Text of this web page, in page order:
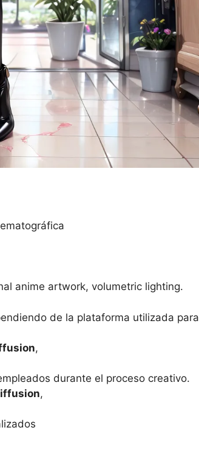
anime artwork, volumetric lighting.
de la plataforma utilizada para
,
durante el proceso creativo.
,